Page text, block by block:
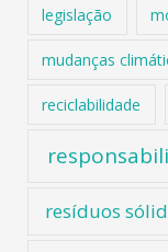
legislação
mudanças
reciclabilidade
resíduos